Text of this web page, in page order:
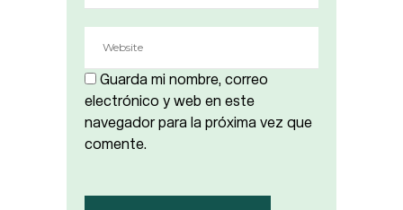
Guarda mi nombre, correo
electrónico y web en este
navegador para la próxima vez que
comente.